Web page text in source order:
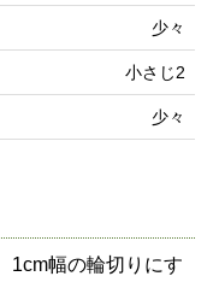
少々
小さじ2
少々
1cm幅の輪切りにす